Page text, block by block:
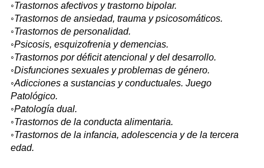
◦Trastornos afectivos y trastorno bipolar.
◦Trastornos de ansiedad, trauma y psicosomáticos.
◦Trastornos de personalidad.
◦Psicosis, esquizofrenia y demencias.
◦Trastornos por déficit atencional y del desarrollo.
◦Disfunciones sexuales y problemas de género.
◦Adicciones a sustancias y conductuales. Juego
Patológico.
◦Patología dual.
◦Trastornos de la conducta alimentaria.
◦Trastornos de la infancia, adolescencia y de la tercera
edad.